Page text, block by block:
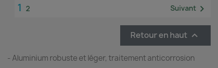
1 2 Suivant 
Retour en haut 
- Aluminium robuste et léger, traitement anticorrosion